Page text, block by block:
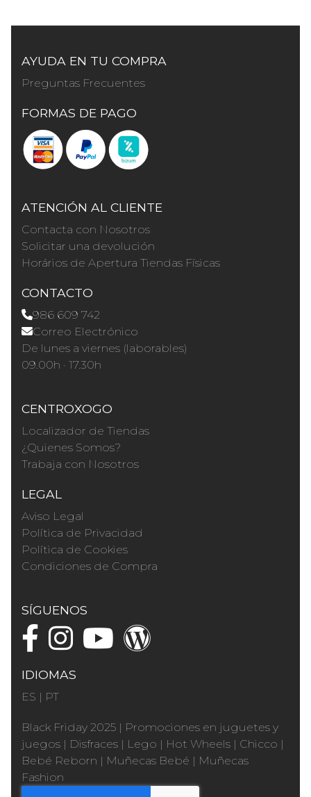
AYUDA EN TU COMPRA
Preguntas Frecuentes
FORMAS DE PAGO
ATENCIÓN AL CLIENTE
Contacta con Nosotros
Solicitar una devolución
Horários de Apertura Tiendas Físicas
CONTACTO
986 609 742
Correo Electrónico
De lunes a viernes (laborables)
09.00h · 17.30h
CENTROXOGO
Localizador de Tiendas
¿Quienes Somos?
Trabaja con Nosotros
LEGAL
Aviso Legal
Política de Privacidad
Política de Cookies
Condiciones de Compra
SÍGUENOS
IDIOMAS
ES | PT
Black Friday 2025 | Promociones en juguetes y
juegos | Disfraces | Lego | Hot Wheels | Chicco |
Bebé Reborn | Muñecas Bebé | Muñecas
Fashion